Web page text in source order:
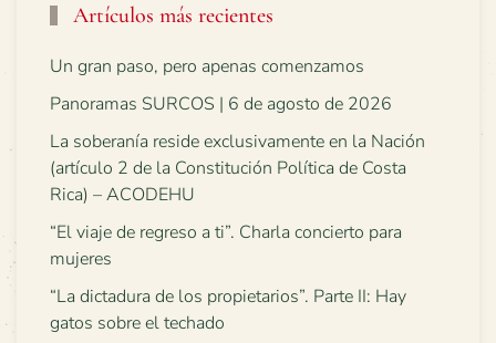
Artículos más recientes
Un gran paso, pero apenas comenzamos
Panoramas SURCOS | 6 de agosto de 2026
La soberanía reside exclusivamente en la Nación
(artículo 2 de la Constitución Política de Costa
Rica) – ACODEHU
“El viaje de regreso a ti”. Charla concierto para
mujeres
“La dictadura de los propietarios”. Parte II: Hay
gatos sobre el techado